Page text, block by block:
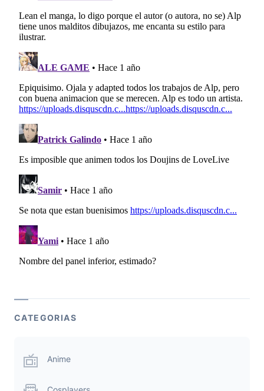
CATEGORIAS
Anime